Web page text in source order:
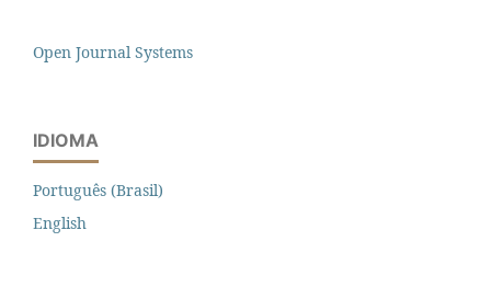
Open Journal Systems
IDIOMA
Português (Brasil)
English